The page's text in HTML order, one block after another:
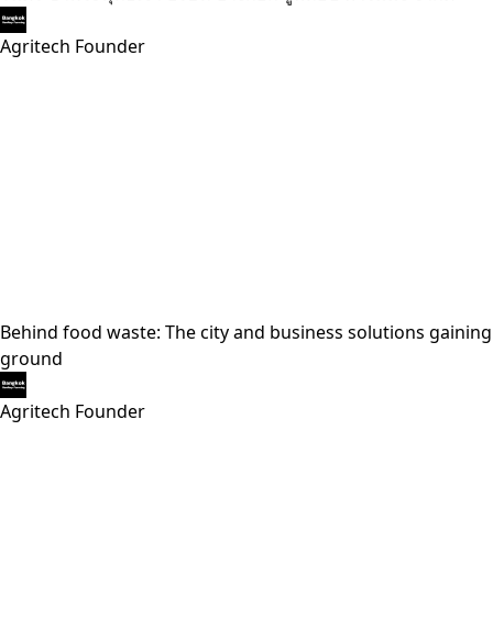
Agritech Founder
Behind food waste: The city and business solutions gaining
ground
Agritech Founder